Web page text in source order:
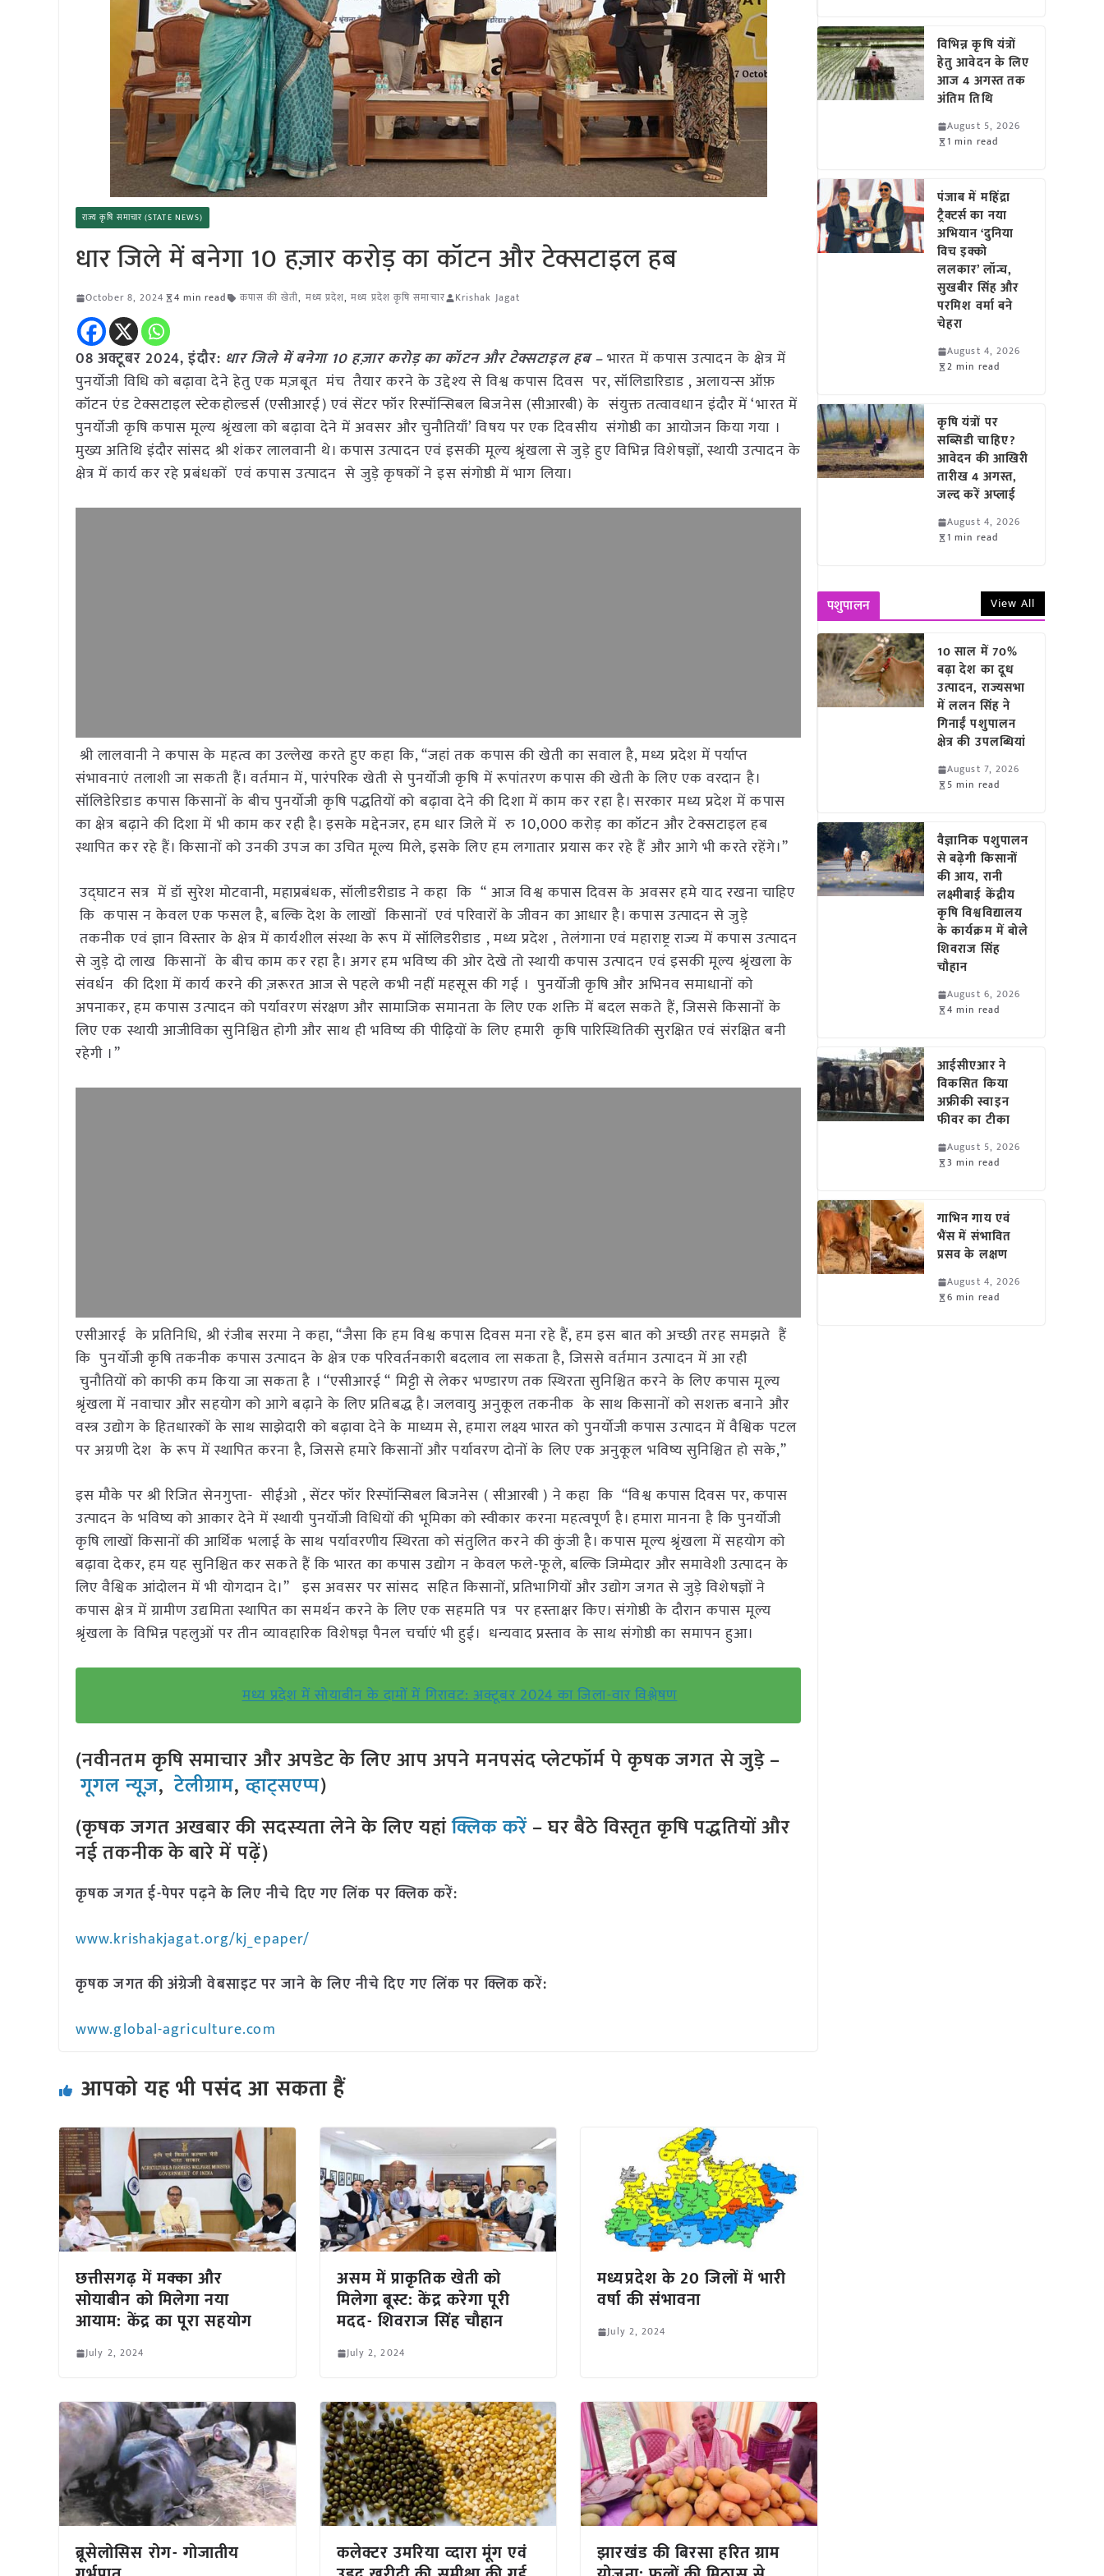
राज्य कृषि समाचार (STATE NEWS)
धार जिले में बनेगा 10 हज़ार करोड़ का कॉटन और टेक्सटाइल हब
October 8, 2024 4 min read कपास की खेती, मध्य प्रदेश,मध्य प्रदेश कृषि समाचार Krishak Jagat
08 अक्टूबर 2024, इंदौर: धार जिले में बनेगा 10 हज़ार करोड़ का कॉटन और टेक्सटाइल हब –भारत में कपास उत्पादन के क्षेत्र में
पुनर्योजी विधि को बढ़ावा देने हेतु एक मज़बूत मंच तैयार करने के उद्देश्य से विश्व कपास दिवस पर, सॉलिडारिडाड , अलायन्स ऑफ़
कॉटन एंड टेक्सटाइल स्टेकहोल्डर्स (एसीआरई) एवं सेंटर फॉर रिस्पॉन्सिबल बिजनेस (सीआरबी) के संयुक्त तत्वावधान इंदौर में ‘भारत में
पुनर्योजी कृषि कपास मूल्य श्रृंखला को बढ़ावा देने में अवसर और चुनौतियाँ’ विषय पर एक दिवसीय संगोष्ठी का आयोजन किया गया ।
मुख्य अतिथि इंदौर सांसद श्री शंकर लालवानी थे। कपास उत्पादन एवं इसकी मूल्य श्रृंखला से जुड़े हुए विभिन्न विशेषज्ञों, स्थायी उत्पादन के
क्षेत्र में कार्य कर रहे प्रबंधकों एवं कपास उत्पादन से जुड़े कृषकों ने इस संगोष्ठी में भाग लिया।
श्री लालवानी ने कपास के महत्व का उल्लेख करते हुए कहा कि, “जहां तक कपास की खेती का सवाल है, मध्य प्रदेश में पर्याप्त
संभावनाएं तलाशी जा सकती हैं। वर्तमान में, पारंपरिक खेती से पुनर्योजी कृषि में रूपांतरण कपास की खेती के लिए एक वरदान है।
सॉलिडेरिडाड कपास किसानों के बीच पुनर्योजी कृषि पद्धतियों को बढ़ावा देने की दिशा में काम कर रहा है। सरकार मध्य प्रदेश में कपास
का क्षेत्र बढ़ाने की दिशा में भी काम कर रही है। इसके मद्देनजर, हम धार जिले में रु 10,000 करोड़ का कॉटन और टेक्सटाइल हब
स्थापित कर रहे हैं। किसानों को उनकी उपज का उचित मूल्य मिले, इसके लिए हम लगातार प्रयास कर रहे हैं और आगे भी करते रहेंगे।”
उद्घाटन सत्र में डॉ सुरेश मोटवानी, महाप्रबंधक, सॉलीडरीडाड ने कहा कि “ आज विश्व कपास दिवस के अवसर हमे याद रखना चाहिए
कि कपास न केवल एक फसल है, बल्कि देश के लाखों किसानों एवं परिवारों के जीवन का आधार है। कपास उत्पादन से जुड़े
तकनीक एवं ज्ञान विस्तार के क्षेत्र में कार्यशील संस्था के रूप में सॉलिडरीडाड , मध्य प्रदेश , तेलंगाना एवं महाराष्ट्र राज्य में कपास उत्पादन
से जुड़े दो लाख किसानों के बीच काम कर रहा है। अगर हम भविष्य की ओर देखे तो स्थायी कपास उत्पादन एवं इसकी मूल्य श्रृंखला के
संवर्धन की दिशा में कार्य करने की ज़रूरत आज से पहले कभी नहीं महसूस की गई । पुनर्योजी कृषि और अभिनव समाधानों को
अपनाकर, हम कपास उत्पादन को पर्यावरण संरक्षण और सामाजिक समानता के लिए एक शक्ति में बदल सकते हैं, जिससे किसानों के
लिए एक स्थायी आजीविका सुनिश्चित होगी और साथ ही भविष्य की पीढ़ियों के लिए हमारी कृषि पारिस्थितिकी सुरक्षित एवं संरक्षित बनी
रहेगी ।”
एसीआरई के प्रतिनिधि, श्री रंजीब सरमा ने कहा, “जैसा कि हम विश्व कपास दिवस मना रहे हैं, हम इस बात को अच्छी तरह समझते हैं
कि पुनर्योजी कृषि तकनीक कपास उत्पादन के क्षेत्र एक परिवर्तनकारी बदलाव ला सकता है, जिससे वर्तमान उत्पादन में आ रही
चुनौतियों को काफी कम किया जा सकता है । “एसीआरई “ मिट्टी से लेकर भण्डारण तक स्थिरता सुनिश्चित करने के लिए कपास मूल्य
श्रृंखला में नवाचार और सहयोग को आगे बढ़ाने के लिए प्रतिबद्ध है। जलवायु अनुकूल तकनीक के साथ किसानों को सशक्त बनाने और
वस्त्र उद्योग के हितधारकों के साथ साझेदारी को बढ़ावा देने के माध्यम से, हमारा लक्ष्य भारत को पुनर्योजी कपास उत्पादन में वैश्विक पटल
पर अग्रणी देश के रूप में स्थापित करना है, जिससे हमारे किसानों और पर्यावरण दोनों के लिए एक अनुकूल भविष्य सुनिश्चित हो सके,”
इस मौके पर श्री रिजित सेनगुप्ता- सीईओ , सेंटर फॉर रिस्पॉन्सिबल बिजनेस ( सीआरबी ) ने कहा कि “विश्व कपास दिवस पर, कपास
उत्पादन के भविष्य को आकार देने में स्थायी पुनर्योजी विधियों की भूमिका को स्वीकार करना महत्वपूर्ण है। हमारा मानना है कि पुनर्योजी
कृषि लाखों किसानों की आर्थिक भलाई के साथ पर्यावरणीय स्थिरता को संतुलित करने की कुंजी है। कपास मूल्य श्रृंखला में सहयोग को
बढ़ावा देकर, हम यह सुनिश्चित कर सकते हैं कि भारत का कपास उद्योग न केवल फले-फूले, बल्कि जिम्मेदार और समावेशी उत्पादन के
लिए वैश्विक आंदोलन में भी योगदान दे।” इस अवसर पर सांसद सहित किसानों, प्रतिभागियों और उद्योग जगत से जुड़े विशेषज्ञों ने
कपास क्षेत्र में ग्रामीण उद्यमिता स्थापित का समर्थन करने के लिए एक सहमति पत्र पर हस्ताक्षर किए। संगोष्ठी के दौरान कपास मूल्य
श्रृंखला के विभिन्न पहलुओं पर तीन व्यावहारिक विशेषज्ञ पैनल चर्चाएं भी हुई। धन्यवाद प्रस्ताव के साथ संगोष्ठी का समापन हुआ।
मध्य प्रदेश में सोयाबीन के दामों में गिरावट: अक्टूबर 2024 का जिला-वार विश्लेषण
(नवीनतम कृषि समाचार और अपडेट के लिए आप अपने मनपसंद प्लेटफॉर्म पे कृषक जगत से जुड़े –
गूगल न्यूज़,टेलीग्राम,व्हाट्सएप्प)
(कृषक जगत अखबार की सदस्यता लेने के लिए यहांक्लिक करें– घर बैठे विस्तृत कृषि पद्धतियों और
नई तकनीक के बारे में पढ़ें)
कृषक जगत ई-पेपर पढ़ने के लिए नीचे दिए गए लिंक पर क्लिक करें:
www.krishakjagat.org/kj_epaper/
कृषक जगत की अंग्रेजी वेबसाइट पर जाने के लिए नीचे दिए गए लिंक पर क्लिक करें:
www.global-agriculture.com
आपको यह भी पसंद आ सकता हैं
छत्तीसगढ़ में मक्का और
सोयाबीन को मिलेगा नया
आयाम: केंद्र का पूरा सहयोग
July 2, 2024
असम में प्राकृतिक खेती को
मिलेगा बूस्ट: केंद्र करेगा पूरी
मदद- शिवराज सिंह चौहान
July 2, 2024
मध्यप्रदेश के 20 जिलों में भारी
वर्षा की संभावना
July 2, 2024
ब्रूसेलोसिस रोग- गोजातीय कलेक्टर उमरिया व्दारा मूंग एवं झारखंड की बिरसा हरित ग्राम
विभिन्न कृषि यंत्रों
हेतु आवेदन के लिए
आज 4 अगस्त तक
अंतिम तिथि
August 5, 2026
1 min read
पंजाब में महिंद्रा
ट्रैक्टर्स का नया
अभियान ‘दुनिया
विच इक्को
ललकार’ लॉन्च,
सुखबीर सिंह और
परमिश वर्मा बने
चेहरा
August 4, 2026
2 min read
कृषि यंत्रों पर
सब्सिडी चाहिए?
आवेदन की आखिरी
तारीख 4 अगस्त,
जल्द करें अप्लाई
August 4, 2026
1 min read
पशुपालन View All
10 साल में 70%
बढ़ा देश का दूध
उत्पादन, राज्यसभा
में ललन सिंह ने
गिनाईं पशुपालन
क्षेत्र की उपलब्धियां
August 7, 2026
5 min read
वैज्ञानिक पशुपालन
से बढ़ेगी किसानों
की आय, रानी
लक्ष्मीबाई केंद्रीय
कृषि विश्वविद्यालय
के कार्यक्रम में बोले
शिवराज सिंह
चौहान
August 6, 2026
4 min read
आईसीएआर ने
विकसित किया
अफ्रीकी स्वाइन
फीवर का टीका
August 5, 2026
3 min read
गाभिन गाय एवं
भैंस में संभावित
प्रसव के लक्षण
August 4, 2026
6 min read